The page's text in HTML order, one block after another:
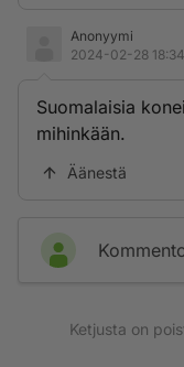
Anonyymi
2024-02-28
Suomalaisia
mihinkään.
Äänestä
Ketjusta on